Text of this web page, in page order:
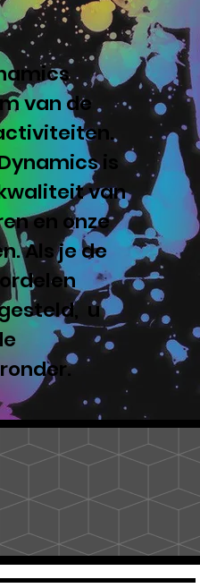
van de
is
van
en onze
Als je de
u